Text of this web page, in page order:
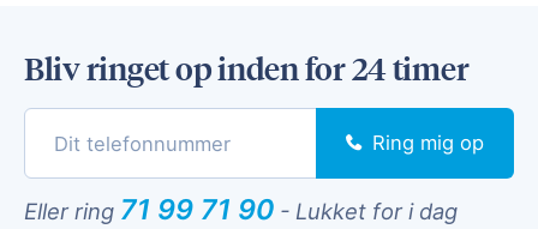
Bliv ringet op inden for 24 timer
Ring mig op
Eller ring 71 99 71 90 - Lukket for i dag